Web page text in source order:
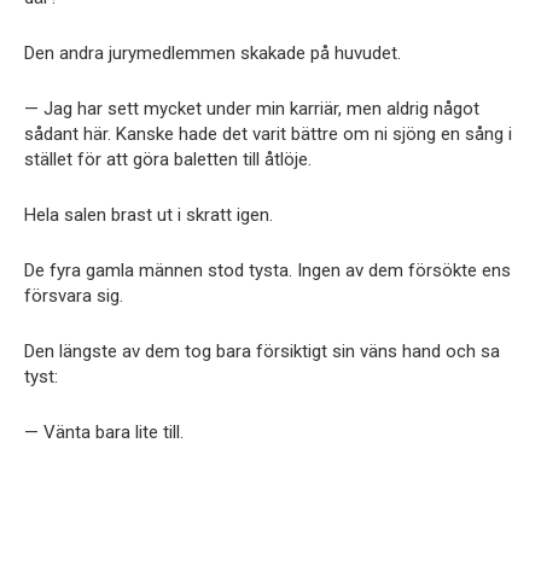
Den andra jurymedlemmen skakade på huvudet.
— Jag har sett mycket under min karriär, men aldrig något
sådant här. Kanske hade det varit bättre om ni sjöng en sång i
stället för att göra baletten till åtlöje.
Hela salen brast ut i skratt igen.
De fyra gamla männen stod tysta. Ingen av dem försökte ens
försvara sig.
Den längste av dem tog bara försiktigt sin väns hand och sa
tyst:
— Vänta bara lite till.